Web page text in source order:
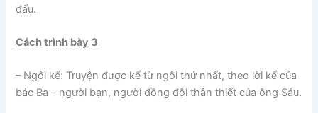
đấu.
Cách trình bày 3
– Ngôi kể: Truyện được kể từ ngôi thứ nhất, theo lời kể của
bác Ba – người bạn, người đồng đội thân thiết của ông Sáu.